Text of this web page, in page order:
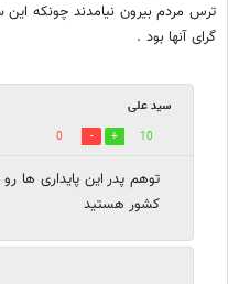
ترس مردم بیرون نیامدند چونکه
گرای آنها بود .
سید علی
10
0
توهم پدر این پایداری ها
کشور هستید